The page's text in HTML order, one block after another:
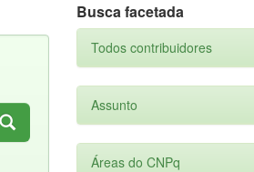
Busca facetada
Todos contribuidores
Assunto
Áreas do CNPq